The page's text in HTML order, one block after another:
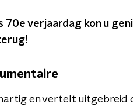
70e verjaardag kon u
en vertelt uitgebreid